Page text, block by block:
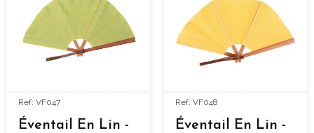
Ref: VF047
Éventail En Lin -
Ref: VF048
Éventail En Lin -